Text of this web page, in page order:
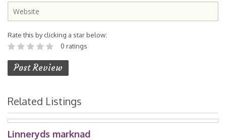
Rate this by clicking a star below:
0 ratings
Related Listings
Linneryds marknad